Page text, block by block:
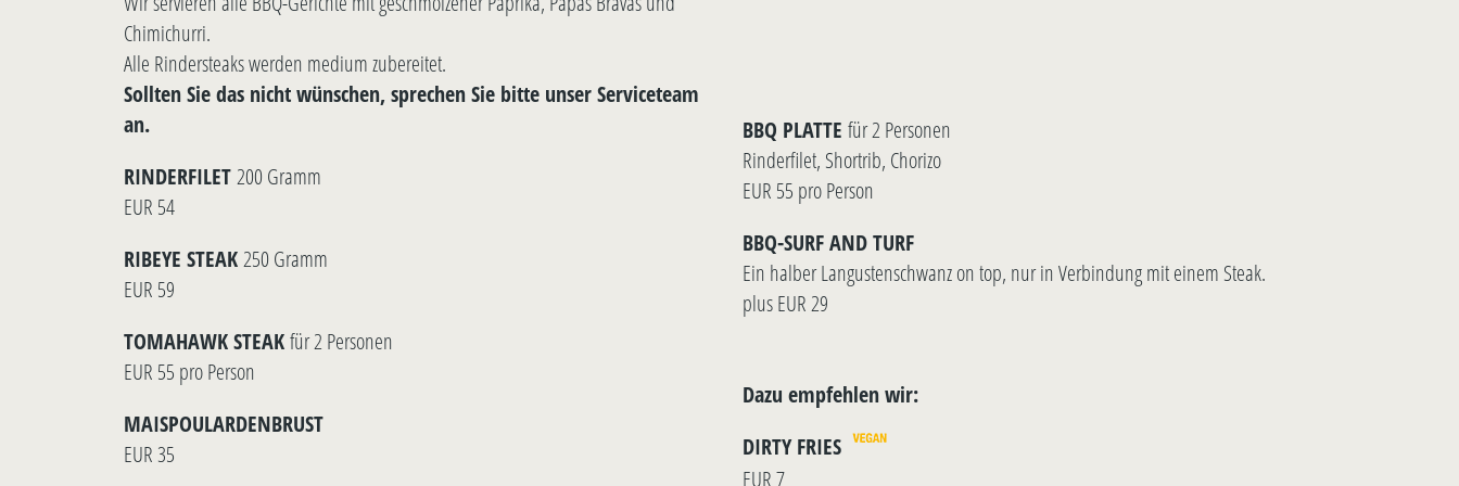
Chimichurri.
Alle Rindersteaks werden medium zubereitet.
Sollten Sie das nicht wünschen, sprechen Sie bitte unser Serviceteam
an.
RINDERFILET200 Gramm
EUR 54
RIBEYE STEAK250 Gramm
EUR 59
TOMAHAWK STEAKfür 2 Personen
EUR 55 pro Person
MAISPOULARDENBRUST
EUR 35
BBQ PLATTE für 2 Personen
Rinderfilet, Shortrib, Chorizo
EUR 55 pro Person
BBQ-SURF AND TURF
Ein halber Langustenschwanz on top, nur in Verbindung mit einem Steak.
plus EUR 29
Dazu empfehlen wir:
DIRTY FRIES
EUR 7